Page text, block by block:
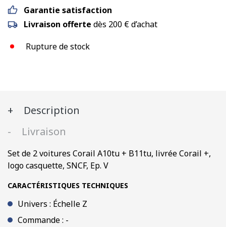
Garantie satisfaction
Livraison offerte dès 200 € d’achat
Rupture de stock
Description
Livraison
Set de 2 voitures Corail A10tu + B11tu, livrée Corail +,
logo casquette, SNCF, Ep. V
CARACTÉRISTIQUES TECHNIQUES
Univers : Échelle Z
Commande : -